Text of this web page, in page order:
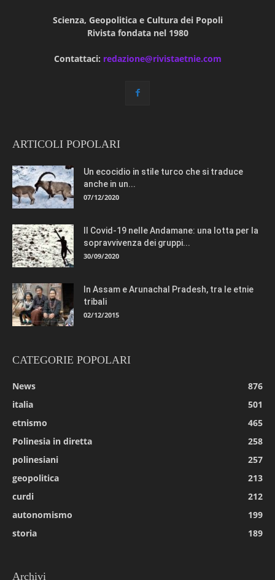
Scienza, Geopolitica e Cultura dei Popoli
Rivista fondata nel 1980
Contattaci: redazione@rivistaetnie.com
ARTICOLI POPOLARI
Un ecocidio in stile turco che si traduce
anche in un...
07/12/2020
Il Covid-19 nelle Andamane: una lotta per la
sopravvivenza dei gruppi...
30/09/2020
In Assam e Arunachal Pradesh, tra le etnie
tribali
02/12/2015
CATEGORIE POPOLARI
News
876
italia
501
etnismo
465
Polinesia in diretta
258
polinesiani
257
geopolitica
213
curdi
212
autonomismo
199
storia
189
Archivi